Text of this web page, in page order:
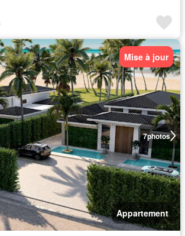
7photos
Mise à jour
Appartement